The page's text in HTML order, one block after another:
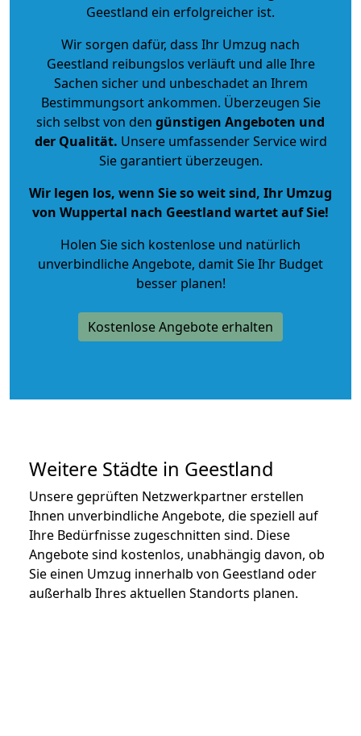
Geestland ein erfolgreicher ist.
Wir sorgen dafür, dass Ihr Umzug nach
Geestland reibungslos verläuft und alle Ihre
Sachen sicher und unbeschadet an Ihrem
Bestimmungsort ankommen. Überzeugen Sie
sich selbst von den günstigen Angeboten und
der Qualität. Unsere umfassender Service wird
Sie garantiert überzeugen.
Wir legen los, wenn Sie so weit sind, Ihr Umzug
von Wuppertal nach Geestland wartet auf Sie!
Holen Sie sich kostenlose und natürlich
unverbindliche Angebote, damit Sie Ihr Budget
besser planen!
Kostenlose Angebote erhalten
Weitere Städte in Geestland
Unsere geprüften Netzwerkpartner erstellen
Ihnen unverbindliche Angebote, die speziell auf
Ihre Bedürfnisse zugeschnitten sind. Diese
Angebote sind kostenlos, unabhängig davon, ob
Sie einen Umzug innerhalb von Geestland oder
außerhalb Ihres aktuellen Standorts planen.